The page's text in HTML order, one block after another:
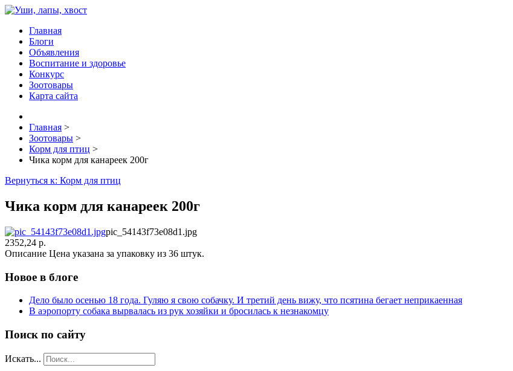
Главная
Блоги
Объявления
Воспитание и здоровье
Конкурс
Зоотовары
Карта сайта
Главная >
Зоотовары >
Корм для птиц >
Чика корм для канареек 200г
Вернуться к: Корм для птиц
Чика корм для канареек 200г
pic_54143f73e08d1.jpg
2352,24 р.
Описание Цена указана за упаковку из 36 штук.
Новое в блоге
Дело было осенью 18 года. Гуляю я свою собачку. И третий день вижу, что псятина бегает неприкаенная
В аэропорту собака вырвалась из рук хозяйки и бросилась к незнакомцу
Поиск по сайту
Искать...